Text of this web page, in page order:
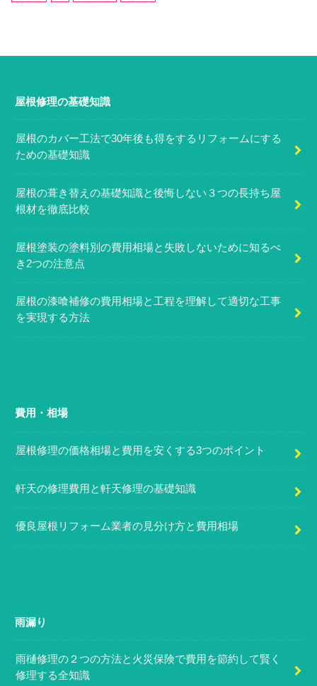
屋根修理の基礎知識
屋根のカバー工法で30年後も得をするリフォームにする
ための基礎知識
屋根の葺き替えの基礎知識と後悔しない３つの長持ち屋
根材を徹底比較
屋根塗装の塗料別の費用相場と失敗しないために知るべ
き2つの注意点
屋根の漆喰補修の費用相場と工程を理解して適切な工事
を実現する方法
費用・相場
屋根修理の価格相場と費用を安くする3つのポイント
軒天の修理費用と軒天修理の基礎知識
優良屋根リフォーム業者の見分け方と費用相場
雨漏り
雨樋修理の２つの方法と火災保険で費用を節約して賢く
修理する全知識